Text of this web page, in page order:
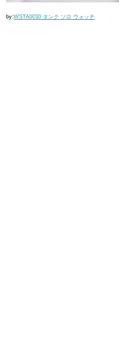
by:WSTA0030 タンク ソロ ウォッチ